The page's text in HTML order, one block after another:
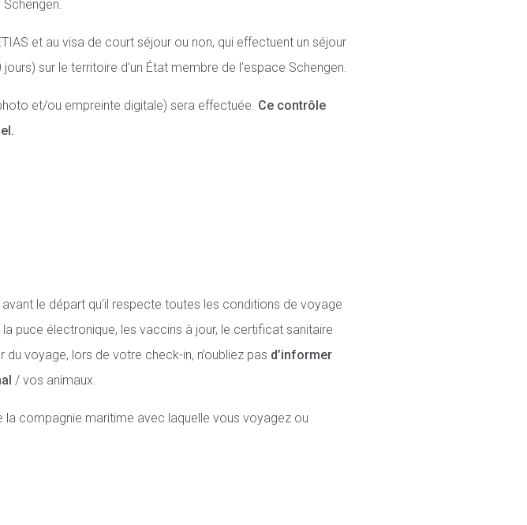
et au visa de court séjour ou non, qui effectuent un séjour
sur le territoire d’un État membre de l’espace Schengen.
et/ou empreinte digitale) sera effectuée. Ce contrôle
le départ qu’il respecte toutes les conditions de voyage
puce électronique, les vaccins à jour, le certificat sanitaire
voyage, lors de votre check-in, n’oubliez pas d’informer
/ vos animaux.
compagnie maritime avec laquelle vous voyagez ou